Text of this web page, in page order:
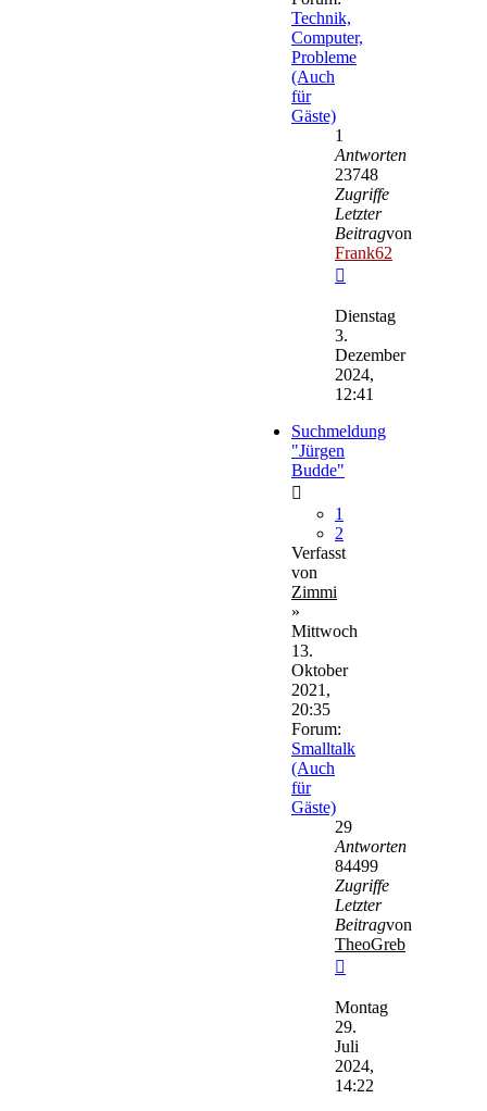
Technik,
Computer,
Probleme
(Auch
für
Gäste)
1
Antworten
23748
Zugriffe
Letzter
Beitragvon
Frank62
Beitrag
Dienstag
3.
Dezember
2024,
12:41
Suchmeldung
"Jürgen
Budde"
1
2
Verfasst
von
Zimmi
»
Mittwoch
13.
Oktober
2021,
20:35
Forum:
Smalltalk
(Auch
für
Gäste)
29
Antworten
84499
Zugriffe
Letzter
Beitragvon
TheoGreb
Beitrag
Montag
29.
Juli
2024,
14:22